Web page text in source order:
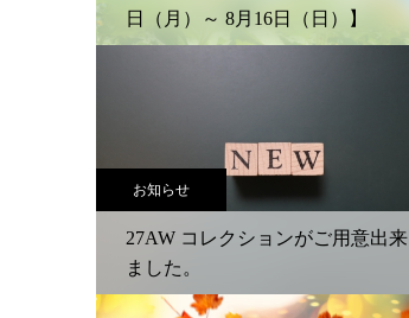
日（月）～ 8月16日（日）】
お知らせ
27AW コレクションがご用意出来
ました。